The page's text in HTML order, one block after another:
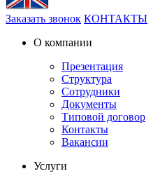
Заказать звонок КОНТАКТЫ
О компании
Презентация
Структура
Сотрудники
Документы
Типовой договор
Контакты
Вакансии
Услуги